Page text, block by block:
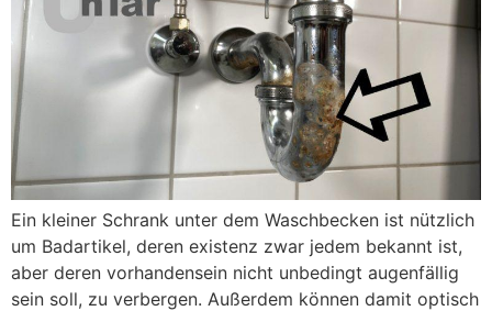
Ein kleiner Schrank unter dem Waschbecken ist nützlich
um Badartikel, deren existenz zwar jedem bekannt ist,
aber deren vorhandensein nicht unbedingt augenfällig
sein soll, zu verbergen. Außerdem können damit optisch